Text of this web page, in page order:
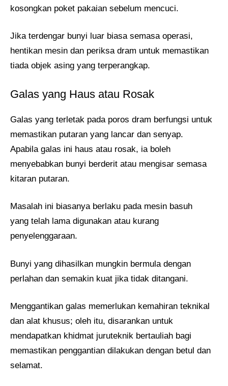
kosongkan poket pakaian sebelum mencuci.
Jika terdengar bunyi luar biasa semasa operasi,
hentikan mesin dan periksa dram untuk memastikan
tiada objek asing yang terperangkap.
Galas yang Haus atau Rosak
Galas yang terletak pada poros dram berfungsi untuk
memastikan putaran yang lancar dan senyap.
Apabila galas ini haus atau rosak, ia boleh
menyebabkan bunyi berderit atau mengisar semasa
kitaran putaran.
Masalah ini biasanya berlaku pada mesin basuh
yang telah lama digunakan atau kurang
penyelenggaraan.
Bunyi yang dihasilkan mungkin bermula dengan
perlahan dan semakin kuat jika tidak ditangani.
Menggantikan galas memerlukan kemahiran teknikal
dan alat khusus; oleh itu, disarankan untuk
mendapatkan khidmat juruteknik bertauliah bagi
memastikan penggantian dilakukan dengan betul dan
selamat.